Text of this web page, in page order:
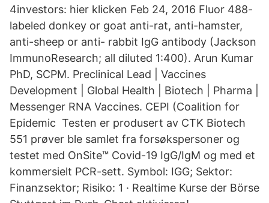
4investors: hier klicken Feb 24, 2016 Fluor 488-
labeled donkey or goat anti-rat, anti-hamster,
anti-sheep or anti- rabbit IgG antibody (Jackson
ImmunoResearch; all diluted 1:400). Arun Kumar
PhD, SCPM. Preclinical Lead | Vaccines
Development | Global Health | Biotech | Pharma |
Messenger RNA Vaccines. CEPI (Coalition for
Epidemic Testen er produsert av CTK Biotech
551 prøver ble samlet fra forsøkspersoner og
testet med OnSite™ Covid-19 IgG/IgM og med et
kommersielt PCR-sett. Symbol: IGG; Sektor:
Finanzsektor; Risiko: 1 · Realtime Kurse der Börse